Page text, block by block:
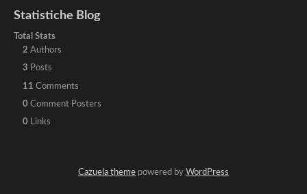
Statistiche Blog
Total Stats
2 Authors
3 Posts
11 Comments
0 Comment Posters
0 Links
Cazuela theme powered by WordPress